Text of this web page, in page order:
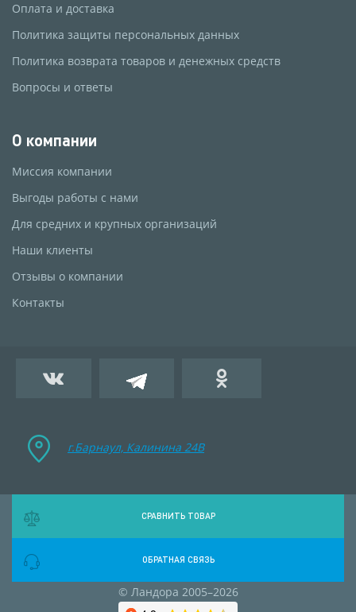
Оплата и доставка
Политика защиты персональных данных
Политика возврата товаров и денежных средств
Вопросы и ответы
О компании
Миссия компании
Выгоды работы с нами
Для средних и крупных организаций
Наши клиенты
Отзывы о компании
Контакты
г.Барнаул, Калинина 24B
© Ландора 2005–2026
СРАВНИТЬ ТОВАР
ОБРАТНАЯ СВЯЗЬ